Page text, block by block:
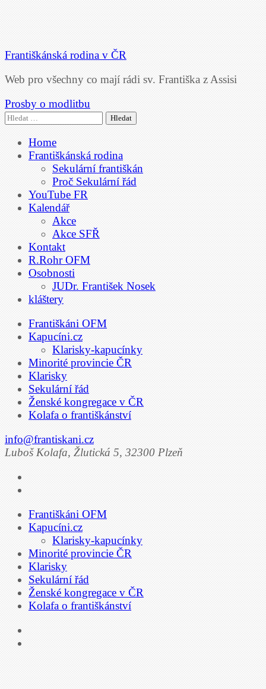
Františkánská rodina v ČR
Web pro všechny co mají rádi sv. Františka z Assisi
Prosby o modlitbu
Vyhledávání
Home
Františkánská rodina
Sekulární františkán
Proč Sekulární řád
YouTube FR
Kalendář
Akce
Akce SFŘ
Kontakt
R.Rohr OFM
Osobnosti
JUDr. František Nosek
kláštery
Františkáni OFM
Kapucíni.cz
Klarisky-kapucínky
Minorité provincie ČR
Klarisky
Sekulární řád
Ženské kongregace v ČR
Kolafa o františkánství
info@frantiskani.cz
Luboš Kolafa, Žlutická 5, 32300 Plzeň
Františkáni OFM
Kapucíni.cz
Klarisky-kapucínky
Minorité provincie ČR
Klarisky
Sekulární řád
Ženské kongregace v ČR
Kolafa o františkánství